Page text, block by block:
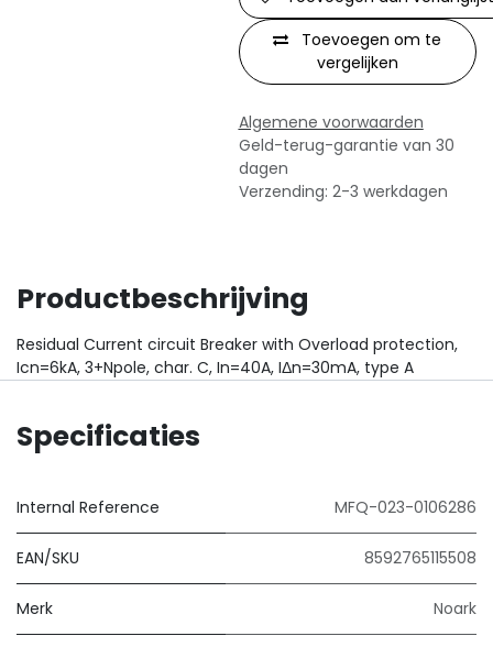
Toevoegen om te
vergelijken
Algemene voorwaarden
Geld-terug-garantie van 30
dagen
Verzending: 2-3 werkdagen
Productbeschrijving
Residual Current circuit Breaker with Overload protection,
Icn=6kA, 3+Npole, char. C, In=40A, IΔn=30mA, type A
Specificaties
Internal Reference MFQ-023-0106286
EAN/SKU 8592765115508
Merk Noark